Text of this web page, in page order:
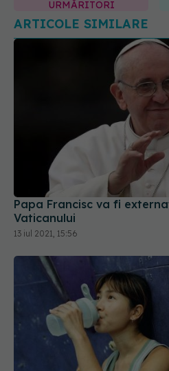
URMĂRITORI
ARTICOLE SIMILARE
Papa Francisc va fi
Vaticanului
13 iul 2021, 15:56